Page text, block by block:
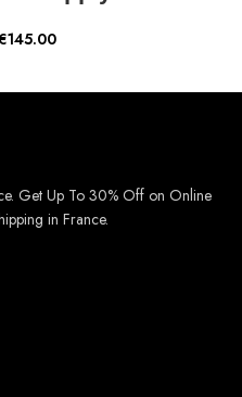
145.00Current
€145.00.
Get Up To 30% Off on Online
in France.